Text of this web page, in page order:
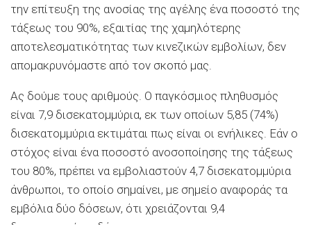
την επίτευξη της ανοσίας της αγέλης ένα ποσοστό της
τάξεως του 90%, εξαιτίας της χαμηλότερης
αποτελεσματικότητας των κινεζικών εμβολίων, δεν
απομακρυνόμαστε από τον σκοπό μας.
Ας δούμε τους αριθμούς. Ο παγκόσμιος πληθυσμός
είναι 7,9 δισεκατομμύρια, εκ των οποίων 5,85 (74%)
δισεκατομμύρια εκτιμάται πως είναι οι ενήλικες. Εάν ο
στόχος είναι ένα ποσοστό ανοσοποίησης της τάξεως
του 80%, πρέπει να εμβολιαστούν 4,7 δισεκατομμύρια
άνθρωποι, το οποίο σημαίνει, με σημείο αναφοράς τα
εμβόλια δύο δόσεων, ότι χρειάζονται 9,4